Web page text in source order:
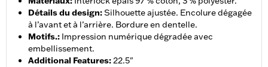
Détails du design:Silhouette ajustée. Encolure dégagée
à l’avant et à l’arrière. Bordure en dentelle.
Motifs.: Impression numérique dégradée avec
embellissement.
Additional Features:22.5"